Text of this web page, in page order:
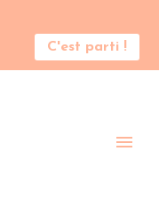
C'est parti !